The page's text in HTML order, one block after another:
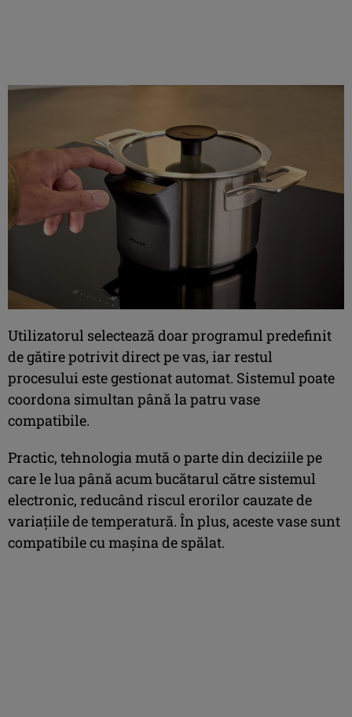
Utilizatorul selectează doar programul predefinit
de gătire potrivit direct pe vas, iar restul
procesului este gestionat automat. Sistemul poate
coordona simultan până la patru vase
compatibile.
Practic, tehnologia mută o parte din deciziile pe
care le lua până acum bucătarul către sistemul
electronic, reducând riscul erorilor cauzate de
variațiile de temperatură. În plus, aceste vase sunt
compatibile cu mașina de spălat.